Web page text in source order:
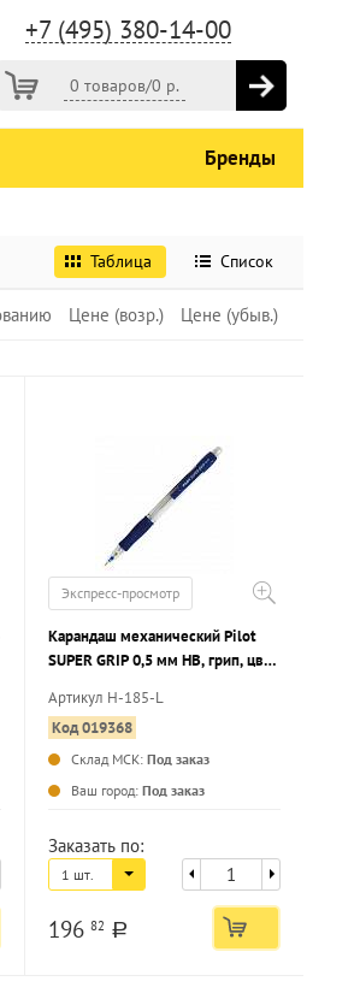
+7 (495) 380-14-00
0 товаров/0 р.
Бренды
Таблица Список
Цене (возр.) Цене (убыв.)
Экспресс-просмотр
Карандаш механический Pilot
SUPER GRIP 0,5 мм НВ, грип, цвет
Артикул H-185-L
Код 019368
Склад МСК: Под заказ
Ваш город: Под заказ
Заказать по:
1 шт.
196 82 a